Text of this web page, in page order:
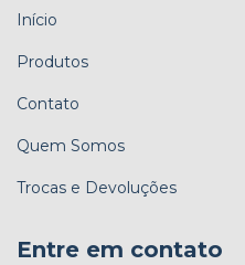
Início
Produtos
Contato
Quem Somos
Trocas e Devoluções
Entre em contato